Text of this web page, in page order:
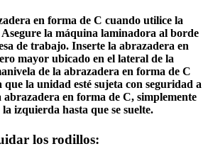
en forma de C cuando utilice la
la máquina laminadora al borde
de trabajo. Inserte la abrazadera en
mayor ubicado en el lateral de la
de la abrazadera en forma de C
que la unidad esté sujeta con seguridad a
abrazadera en forma de C, simplemente
izquierda hasta que se suelte.
los rodillos: